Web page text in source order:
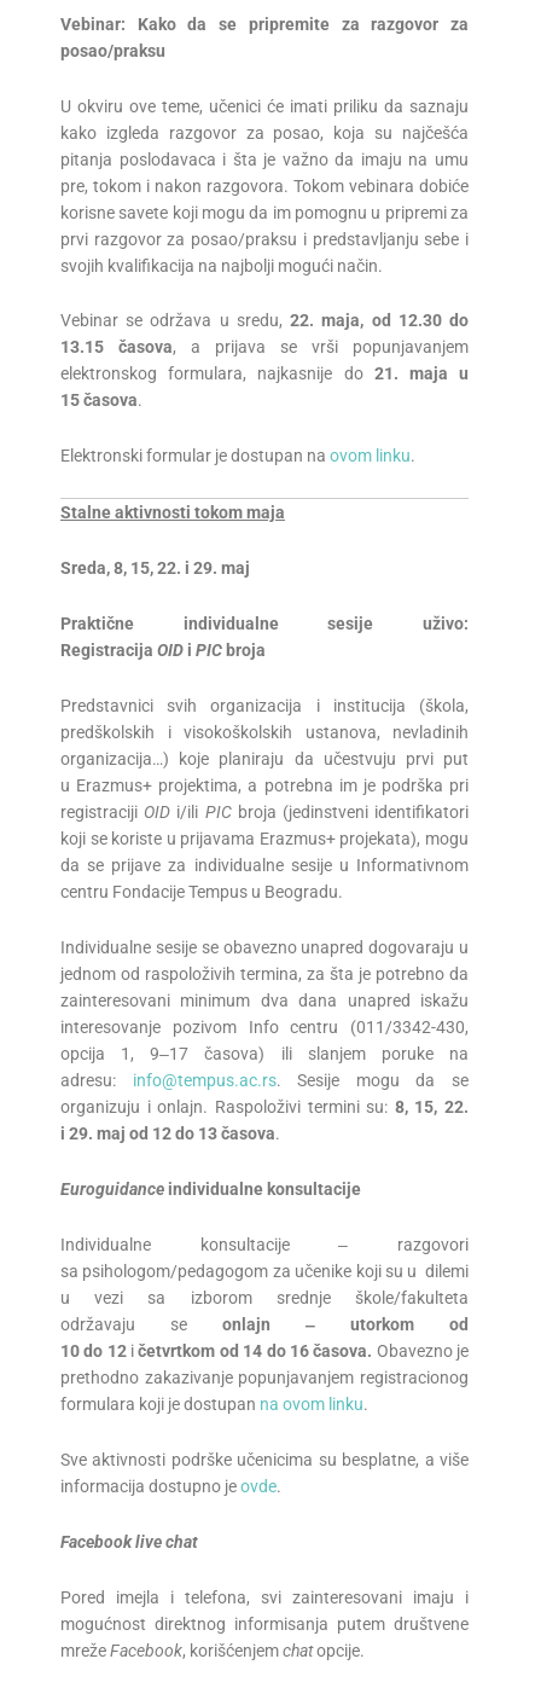
Vebinar: Kako da se pripremite za razgovor za
posao/praksu
U okviru ove teme, učenici će imati priliku da saznaju
kako izgleda razgovor za posao, koja su najčešća
pitanja poslodavaca i šta je važno da imaju na umu
pre, tokom i nakon razgovora. Tokom vebinara dobiće
korisne savete koji mogu da im pomognu u pripremi za
prvi razgovor za posao/praksu i predstavljanju sebe i
svojih kvalifikacija na najbolji mogući način.
Vebinar se održava u sredu,22.maja, od 12.30 do
13.15 časova, a prijava se vrši popunjavanjem
elektronskog formulara, najkasnije do 21. maja u
15 časova.
Elektronski formular je dostupan na ovom linku.
Stalne aktivnosti tokommaja
Sreda,8, 15,22. i 29. maj
Praktične individualne sesije uživo:
Registracija OID i PIC broja
Predstavnici svih organizacija i institucija (škola,
predškolskih i visokoškolskih ustanova, nevladinih
organizacija…) koje planiraju da učestvuju prvi put
u Erazmus+ projektima, a potrebna im je podrška pri
registraciji OID i/ili PIC broja (jedinstveni identifikatori
koji se koriste u prijavama Erazmus+ projekata), mogu
da se prijave za individualne sesije u Informativnom
centru Fondacije Tempus u Beogradu.
Individualne sesije se obavezno unapred dogovaraju u
jednom od raspoloživih termina, za šta je potrebno da
zainteresovani minimum dva dana unapred iskažu
interesovanje pozivom Info centru (011/3342-430,
opcija 1, 9‒17 časova) ili slanjem poruke na
adresu: info@tempus.ac.rs. Sesije mogu da se
organizuju i onlajn. Raspoloživi termini su: 8, 15, 22.
i 29. maj od 12 do 13 časova.
Euroguidance individualne konsultacije
Individualne konsultacije ‒ razgovori
sa psihologom/pedagogom za učenike koji su u dilemi
u vezi sa izborom srednje škole/fakulteta
održavaju se onlajn ‒ utorkom od
10 do 12 ičetvrtkom od 14 do 16 časova. Obavezno je
prethodno zakazivanje popunjavanjem registracionog
formulara koji je dostupan na ovom linku.
Sve aktivnosti podrške učenicima su besplatne, a više
informacija dostupno jeovde.
Facebook live chat
Pored imejla i telefona, svi zainteresovani imaju i
mogućnost direktnog informisanja putem društvene
mrežeFacebook, korišćenjemchatopcije.